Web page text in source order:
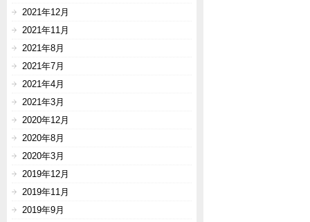
2021年12月
2021年11月
2021年8月
2021年7月
2021年4月
2021年3月
2020年12月
2020年8月
2020年3月
2019年12月
2019年11月
2019年9月